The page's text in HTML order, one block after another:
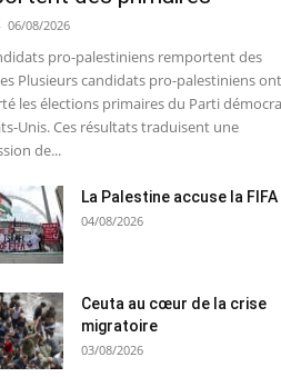
- 06/08/2026
pro-palestiniens remportent des
Plusieurs candidats pro-palestiniens ont
les élections primaires du Parti
Unis. Ces résultats traduisent une
de...
La Palestine accuse la FIFA
04/08/2026
Ceuta au cœur de la crise
migratoire
03/08/2026